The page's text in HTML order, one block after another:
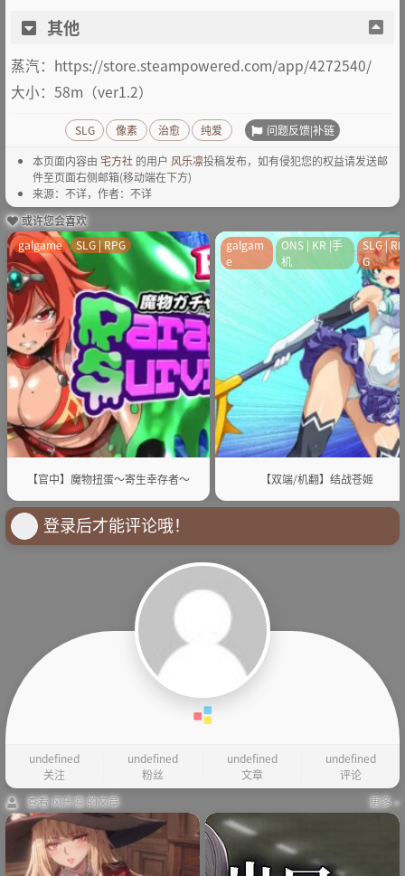
其他
蒸汽：https://store.steampowered.com/app/4272540/
大小：58m（ver1.2）
SLG 像素 治愈 纯爱 问题反馈|补链
本页面内容由 宅方社 的用户 风乐凛投稿发布，如有侵犯您的权益请发送邮
件至页面右侧邮箱(移动端在下方)
来源：不详，作者：不详
或许您会喜欢
【官中】魔物扭蛋～寄生幸存者～
galgame SLG | RPG
【双端/机翻】结战苍姬
galgam
e
ONS | KR |手
机
SLG | RP
G
登录后才能评论哦！
undefined
关注
undefined
粉丝
undefined
文章
undefined
评论
查看 风乐凛 的文章
更多 »